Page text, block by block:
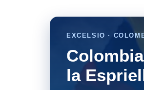
EXCELSIO ·
la